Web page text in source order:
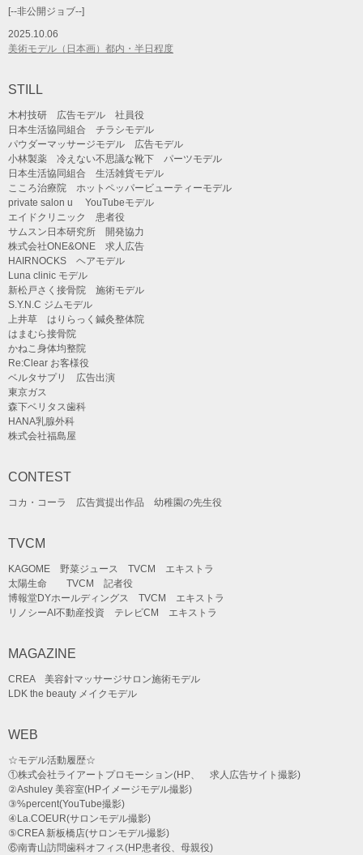
[--非公開ジョブ--]
2025.10.06
美術モデル（日本画）都内・半日程度
STILL
木村技研 広告モデル 社員役
日本生活協同組合 チラシモデル
パウダーマッサージモデル 広告モデル
小林製薬 冷えない不思議な靴下 パーツモデル
日本生活協同組合 生活雑貨モデル
こころ治療院 ホットペッパービューティーモデル
private salon u YouTubeモデル
エイドクリニック 患者役
サムスン日本研究所 開発協力
株式会社ONE&ONE 求人広告
HAIRNOCKS ヘアモデル
Luna clinic モデル
新松戸さく接骨院 施術モデル
S.Y.N.C ジムモデル
上井草 はりらっく鍼灸整体院
はまむら接骨院
かねこ身体均整院
Re:Clear お客様役
ベルタサプリ 広告出演
東京ガス
森下ベリタス歯科
HANA乳腺外科
株式会社福島屋
CONTEST
コカ・コーラ 広告賞提出作品 幼稚園の先生役
TVCM
KAGOME 野菜ジュース TVCM エキストラ
太陽生命 TVCM 記者役
博報堂DYホールディングス TVCM エキストラ
リノシーAI不動産投資 テレビCM エキストラ
MAGAZINE
CREA 美容針マッサージサロン施術モデル
LDK the beauty メイクモデル
WEB
☆モデル活動履歴☆
①株式会社ライアートプロモーション(HP、 求人広告サイト撮影)
②Ashuley 美容室(HPイメージモデル撮影)
③%percent(YouTube撮影)
④La.COEUR(サロンモデル撮影)
⑤CREA 新板橋店(サロンモデル撮影)
⑥南青山訪問歯科オフィス(HP患者役、母親役)